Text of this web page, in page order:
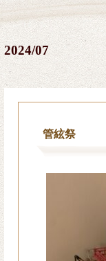
2024/07
管絃祭